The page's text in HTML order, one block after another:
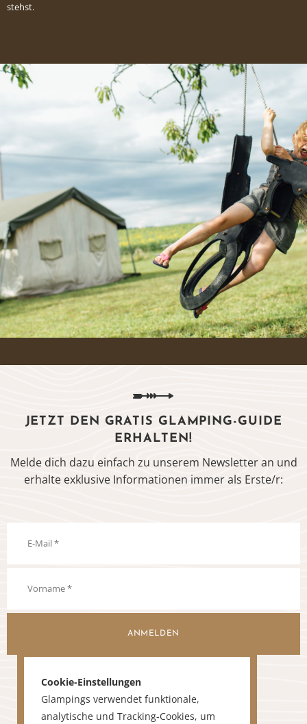
stehst.
JETZT DEN GRATIS GLAMPING-GUIDE
ERHALTEN!
Melde dich dazu einfach zu unserem Newsletter an und
erhalte exklusive Informationen immer als Erste/r:
ANMELDEN
Cookie-Einstellungen
Glampings verwendet funktionale,
analytische und Tracking-Cookies, um